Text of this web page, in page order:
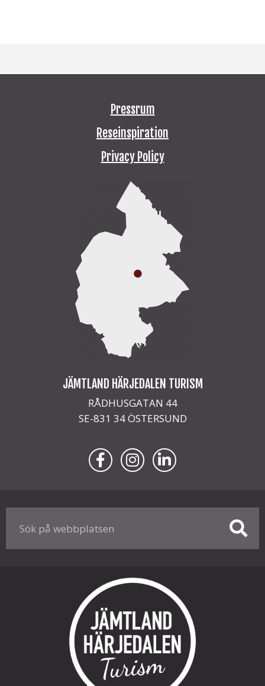
Pressrum
Reseinspiration
Privacy Policy
JÄMTLAND HÄRJEDALEN TURISM
RÅDHUSGATAN 44
SE-831 34 ÖSTERSUND